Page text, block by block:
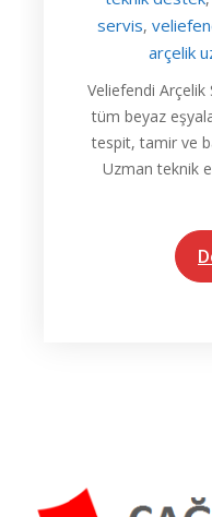
servis,
arçelik
Veliefendi
tüm beyaz
tespit, tamir ve
Uzman teknik